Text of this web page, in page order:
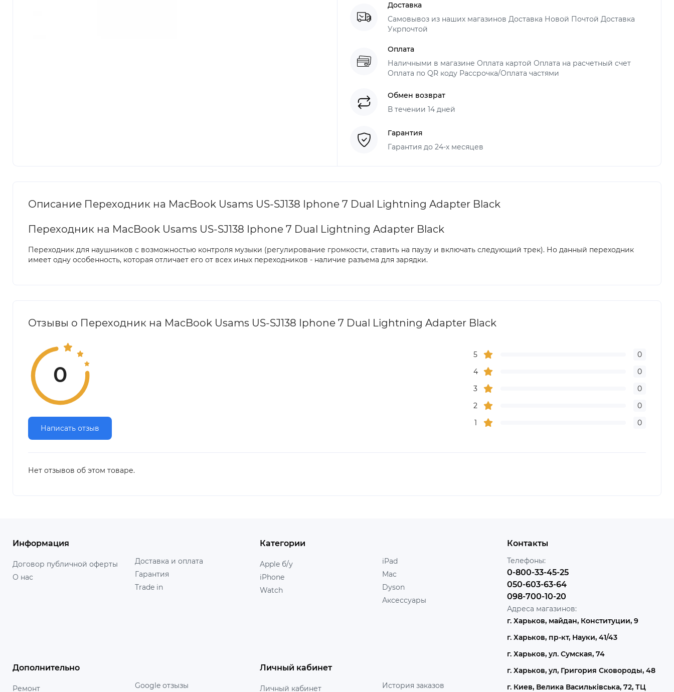
Доставка
Самовывоз из наших магазинов Доставка Новой Почтой Доставка
Укрпочтой
Оплата
Наличными в магазине Оплата картой Оплата на расчетный счет
Оплата по QR коду Рассрочка/Оплата частями
Обмен возврат
В течении 14 дней
Гарантия
Гарантия до 24-х месяцев
Описание Переходник на MacBook Usams US-SJ138 Iphone 7 Dual Lightning Adapter Black
Переходник на MacBook Usams US-SJ138 Iphone 7 Dual Lightning Adapter Black
Переходник для наушников с возможностью контроля музыки (регулирование громкости, ставить на паузу и включать следующий трек). Но данный переходник
имеет одну особенность, которая отличает его от всех иных переходников - наличие разъема для зарядки.
Отзывы о Переходник на MacBook Usams US-SJ138 Iphone 7 Dual Lightning Adapter Black
0
Написать отзыв
5
0
4
0
3
0
2
0
1
0
Нет отзывов об этом товаре.
Информация
Договор публичной оферты
О нас
Доставка и оплата
Гарантия
Trade in
Категории
Apple б/у
iPhone
Watch
iPad
Mac
Dyson
Аксессуары
Дополнительно
Ремонт Google отзызы
Личный кабинет
Личный кабинет История заказов
Контакты
Телефоны:
0-800-33-45-25
050-603-63-64
098-700-10-20
Адреса магазинов:
г. Харьков, майдан, Конституции, 9
г. Харьков, пр-кт, Науки, 41/43
г. Харьков, ул. Сумская, 74
г. Харьков, ул, Григория Сковороды, 48
г. Киев, Велика Васильківська, 72, ТЦ